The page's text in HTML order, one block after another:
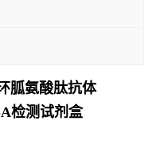
胍氨酸肽抗体
检测试剂盒